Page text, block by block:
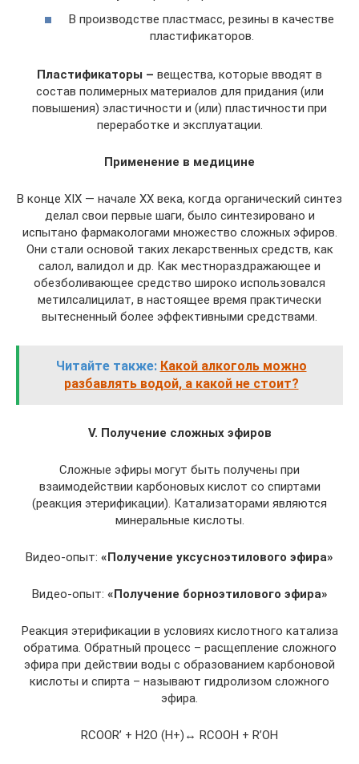
В производстве пластмасс, резины в качестве
пластификаторов.
Пластификаторы – вещества, которые вводят в
состав полимерных материалов для придания (или
повышения) эластичности и (или) пластичности при
переработке и эксплуатации.
Применение в медицине
В конце XIX — начале ХХ века, когда органический синтез
делал свои первые шаги, было синтезировано и
испытано фармакологами множество сложных эфиров.
Они стали основой таких лекарственных средств, как
салол, валидол и др. Как местнораздражающее и
обезболивающее средство широко использовался
метилсалицилат, в настоящее время практически
вытесненный более эффективными средствами.
Читайте также: Какой алкоголь можно
разбавлять водой, а какой не стоит?
V. Получение сложных эфиров
Cложные эфиры могут быть получены при
взаимодействии карбоновых кислот со спиртами
(реакция этерификации). Катализаторами являются
минеральные кислоты.
Видео-опыт: «Получение уксусноэтилового эфира»
Видео-опыт: «Получение борноэтилового эфира»
Реакция этерификации в условиях кислотного катализа
обратима. Обратный процесс – расщепление сложного
эфира при действии воды с образованием карбоновой
кислоты и спирта – называют гидролизом сложного
эфира.
RCOOR’ + H2O (H+)↔ RCOOH + R’OH